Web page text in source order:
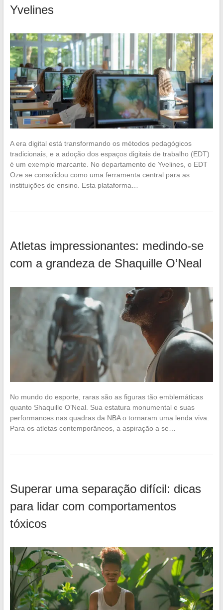
Yvelines
A era digital está transformando os métodos pedagógicos
tradicionais, e a adoção dos espaços digitais de trabalho (EDT)
é um exemplo marcante. No departamento de Yvelines, o EDT
Oze se consolidou como uma ferramenta central para as
instituições de ensino. Esta plataforma…
Atletas impressionantes: medindo-se
com a grandeza de Shaquille O’Neal
No mundo do esporte, raras são as figuras tão emblemáticas
quanto Shaquille O’Neal. Sua estatura monumental e suas
performances nas quadras da NBA o tornaram uma lenda viva.
Para os atletas contemporâneos, a aspiração a se…
Superar uma separação difícil: dicas
para lidar com comportamentos
tóxicos